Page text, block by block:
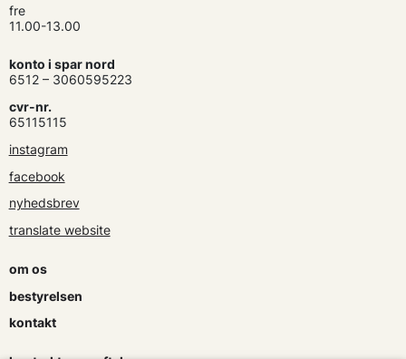
fre
11.00-13.00
konto i spar nord
6512 – 3060595223
cvr-nr.
65115115
instagram
facebook
nyhedsbrev
translate website
om os
bestyrelsen
kontakt